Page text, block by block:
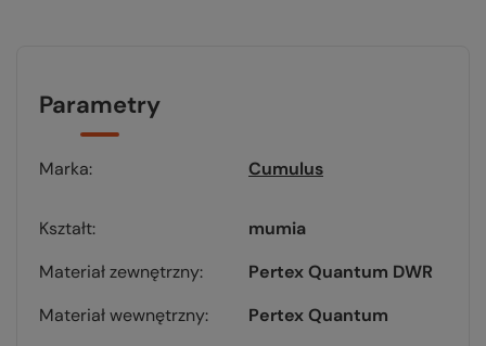
Parametry
Marka Cumulus
Kształt
mumia
Materiał zewnętrzny
Pertex Quantum DWR
Materiał wewnętrzny
Pertex Quantum